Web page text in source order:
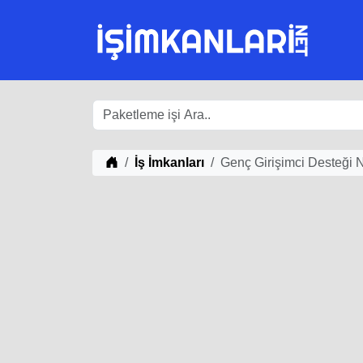
iş Fikirleri
İş İmkanları Genç Girişimci Desteği